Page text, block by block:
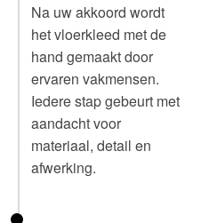
Na uw akkoord wordt
het vloerkleed met de
hand gemaakt door
ervaren vakmensen.
Iedere stap gebeurt met
aandacht voor
materiaal, detail en
afwerking.